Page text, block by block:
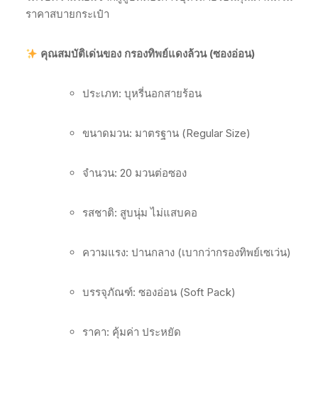
ราคาสบายกระเป๋า
คุณสมบัติเด่นของ กรองทิพย์แดงล้วน (ซองอ่อน)
ประเภท: บุหรี่นอกสายร้อน
ขนาดมวน: มาตรฐาน (Regular Size)
จำนวน: 20 มวนต่อซอง
รสชาติ: สูบนุ่ม ไม่แสบคอ
ความแรง: ปานกลาง (เบากว่ากรองทิพย์เซเว่น)
บรรจุภัณฑ์: ซองอ่อน (Soft Pack)
ราคา: คุ้มค่า ประหยัด